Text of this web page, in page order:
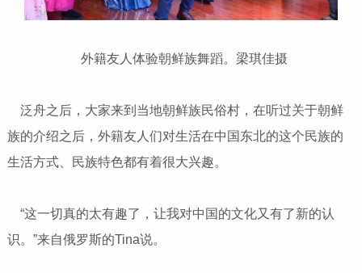
外籍友人体验朝鲜族舞蹈。梁琪佳摄
泛舟之后，大家来到当地朝鲜族民俗村，在听过关于朝鲜
族的介绍之后，外籍友人们对生活在中国东北的这个民族的
生活方式、民族特色都有着很大兴趣。
“这一切真的太有趣了，让我对中国的文化又有了新的认
识。”来自俄罗斯的Tina说。